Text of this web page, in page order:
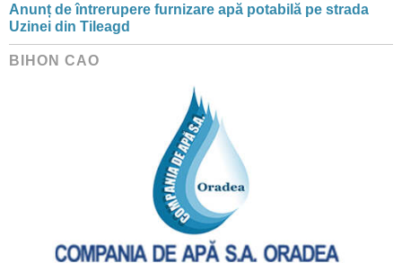
Anunț de întrerupere furnizare apă potabilă pe strada
Uzinei din Tileagd
BIHON CAO